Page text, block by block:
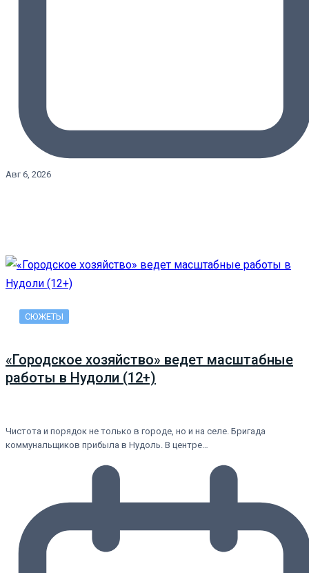
Авг 6, 2026
СЮЖЕТЫ
«Городское хозяйство» ведет масштабные
работы в Нудоли (12+)
Чистота и порядок не только в городе, но и на селе. Бригада
коммунальщиков прибыла в Нудоль. В центре…